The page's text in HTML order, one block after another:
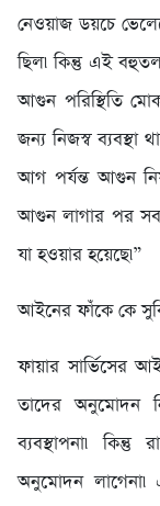
নেওয়াজ ডয়চে
ছিল৷ কিন্তু এই
আগুন পরিস্থিতি
জন্য নিজস্ব ব্যবস্থা
আগ পর্যন্ত আগুন
আগুন লাগার পর
যা হওয়ার হয়েছে৷”
আইনের ফাঁকে কে
ফায়ার সার্ভিসের
তাদের অনুমোদন
ব্যবস্থাপনা৷
অনুমোদন